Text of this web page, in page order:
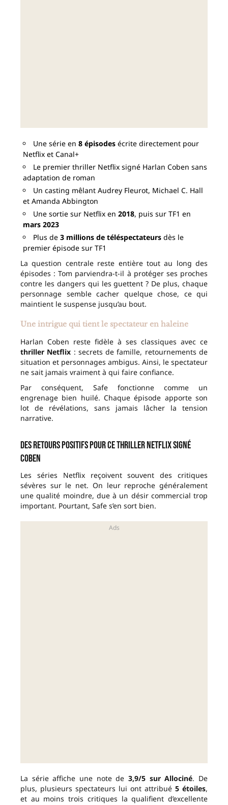
Une série en 8 épisodes écrite directement pour
Netflix et Canal+
Le premier thriller Netflix signé Harlan Coben sans
adaptation de roman
Un casting mêlant Audrey Fleurot, Michael C. Hall
et Amanda Abbington
Une sortie sur Netflix en 2018, puis sur TF1 en
mars 2023
Plus de 3 millions de téléspectateurs dès le
premier épisode sur TF1
La question centrale reste entière tout au long des
épisodes : Tom parviendra-t-il à protéger ses proches
contre les dangers qui les guettent ? De plus, chaque
personnage semble cacher quelque chose, ce qui
maintient le suspense jusqu’au bout.
Une intrigue qui tient le spectateur en haleine
Harlan Coben reste fidèle à ses classiques avec ce
thriller Netflix : secrets de famille, retournements de
situation et personnages ambigus. Ainsi, le spectateur
ne sait jamais vraiment à qui faire confiance.
Par conséquent, Safe fonctionne comme un
engrenage bien huilé. Chaque épisode apporte son
lot de révélations, sans jamais lâcher la tension
narrative.
Des retours positifs pour ce thriller Netflix signé
Coben
Les séries Netflix reçoivent souvent des critiques
sévères sur le net. On leur reproche généralement
une qualité moindre, due à un désir commercial trop
important. Pourtant, Safe s’en sort bien.
La série affiche une note de 3,9/5 sur Allociné. De
plus, plusieurs spectateurs lui ont attribué 5 étoiles,
et au moins trois critiques la qualifient d’excellente